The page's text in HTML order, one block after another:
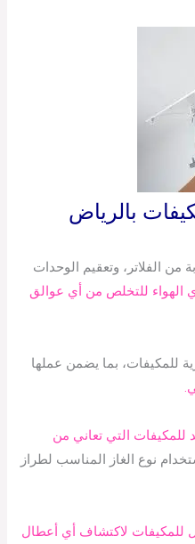
بالرياض
من الفلاتر، وتعقيم الوحدات
الهواء للتخلص من أي عوالق
للمكيفات، بما يضمن عملها
للمكيفات التي تعاني من
نوع الغاز المناسب لطراز
للمكيفات لاكتشاف أي أعطال